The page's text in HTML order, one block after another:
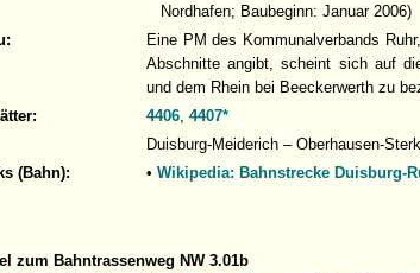
Nordhafen; Baubeginn: Januar 2006)
Eine PM des Kommunalverbands
Abschnitte angibt, scheint sich auf
und dem Rhein bei Beeckerwerth zu
4406, 4407*
Duisburg-Meiderich – Oberhausen-
(Bahn):
• Wikipedia: Bahnstrecke Duisburg-
zum Bahntrassenweg NW 3.01b